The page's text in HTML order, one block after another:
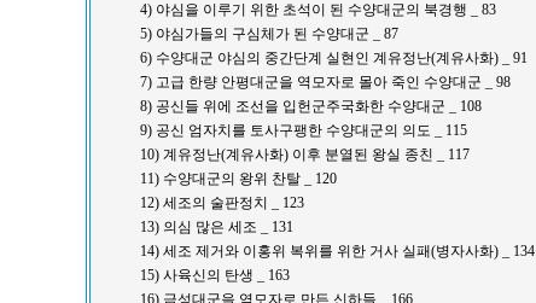
4) 야심을 이루기 위한 초석이 된 수양대군의 북경행 _ 83
5) 야심가들의 구심체가 된 수양대군 _ 87
6) 수양대군 야심의 중간단계 실현인 계유정난(계유사화) _ 91
7) 고급 한량 안평대군을 역모자로 몰아 죽인 수양대군 _ 98
8) 공신들 위에 조선을 입헌군주국화한 수양대군 _ 108
9) 공신 엄자치를 토사구팽한 수양대군의 의도 _ 115
10) 계유정난(계유사화) 이후 분열된 왕실 종친 _ 117
11) 수양대군의 왕위 찬탈 _ 120
12) 세조의 술판정치 _ 123
13) 의심 많은 세조 _ 131
14) 세조 제거와 이홍위 복위를 위한 거사 실패(병자사화) _ 134
15) 사육신의 탄생 _ 163
16) 금성대군을 역모자로 만든 신하들 _ 166